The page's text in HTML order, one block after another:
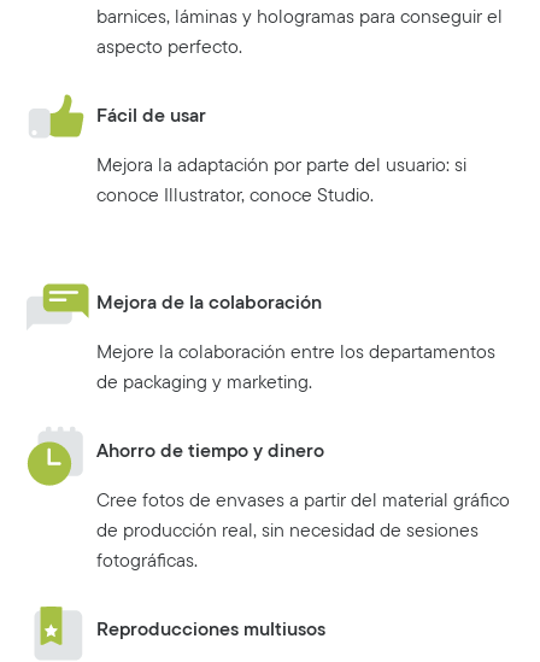
barnices, láminas y hologramas para conseguir el
aspecto perfecto.
Fácil de usar
Mejora la adaptación por parte del usuario: si
conoce Illustrator, conoce Studio.
Mejora de la colaboración
Mejore la colaboración entre los departamentos
de packaging y marketing.
Ahorro de tiempo y dinero
Cree fotos de envases a partir del material gráfico
de producción real, sin necesidad de sesiones
fotográficas.
Reproducciones multiusos